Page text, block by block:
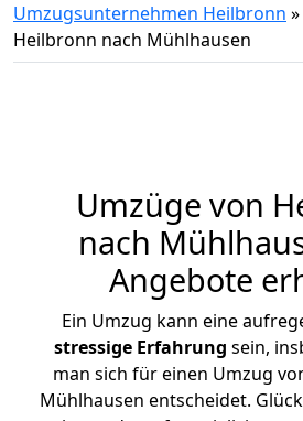
Umzugsunternehmen Heilbronn »
Heilbronn nach Mühlhausen
Umzüge von
nach
Angebote
Ein Umzug kann eine
stressige Erfahrung sein,
man sich für einen Umzug
Mühlhausen entscheidet.